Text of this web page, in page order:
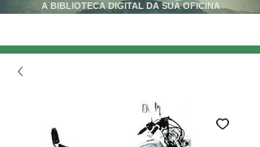
A BIBLIOTECA DIGITAL DA SUA OFICINA